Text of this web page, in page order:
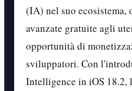
(IA) nel suo
avanzate gratuite agli
opportunità di
sviluppatori. Con
Intelligence in iOS 18.2,